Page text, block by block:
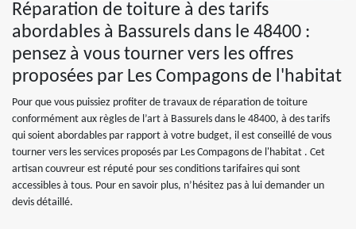
Réparation de toiture à des tarifs
abordables à Bassurels dans le 48400 :
pensez à vous tourner vers les offres
proposées par Les Compagons de l'habitat
Pour que vous puissiez profiter de travaux de réparation de toiture
conformément aux règles de l’art à Bassurels dans le 48400, à des tarifs
qui soient abordables par rapport à votre budget, il est conseillé de vous
tourner vers les services proposés par Les Compagons de l'habitat . Cet
artisan couvreur est réputé pour ses conditions tarifaires qui sont
accessibles à tous. Pour en savoir plus, n’hésitez pas à lui demander un
devis détaillé.